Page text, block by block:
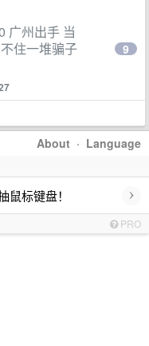
广州出手 当
住一堆骗子
9
About · Language
标键盘！ ›
PRO